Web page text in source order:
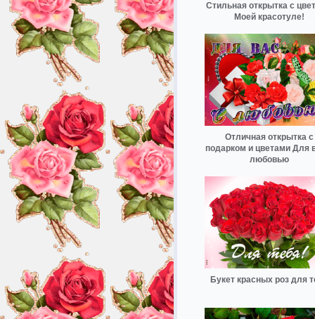
Стильная открытка с
Моей красотуле!
Отличная открытка с
подарком и цветами Для
любовью
Букет красных роз для